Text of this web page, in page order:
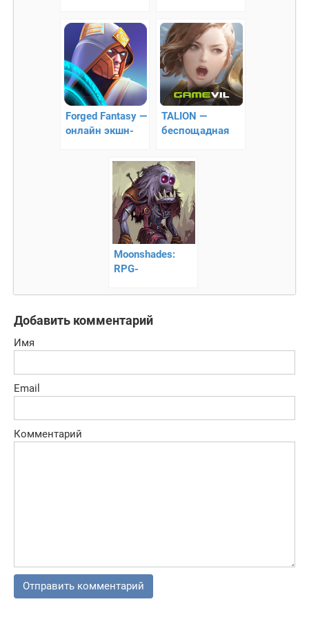
игра в стиле
RPG
Forged Fantasy —
онлайн экшн-
TALION —
беспощадная
Moonshades:
RPG-
Добавить комментарий
Имя
Email
Комментарий